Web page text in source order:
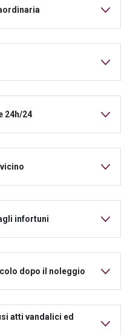
24h/24
infortuni
dopo il noleggio
atti vandalici ed